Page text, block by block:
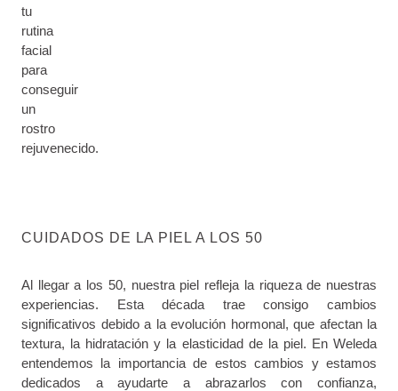
tu
rutina
facial
para
conseguir
un
rostro
rejuvenecido.
CUIDADOS DE LA PIEL A LOS 50
Al llegar a los 50, nuestra piel refleja la riqueza de nuestras
experiencias. Esta década trae consigo cambios
significativos debido a la evolución hormonal, que afectan la
textura, la hidratación y la elasticidad de la piel. En Weleda
entendemos la importancia de estos cambios y estamos
dedicados a ayudarte a abrazarlos con confianza,